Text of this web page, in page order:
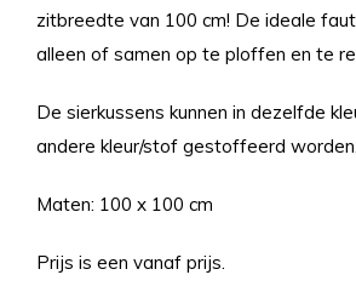
zitbreedte van 100 cm! De ideale
alleen of samen op te ploffen en te
De sierkussens kunnen in dezelfde
andere kleur/stof gestoffeerd worden.
Maten: 100 x 100 cm
Prijs is een vanaf prijs.